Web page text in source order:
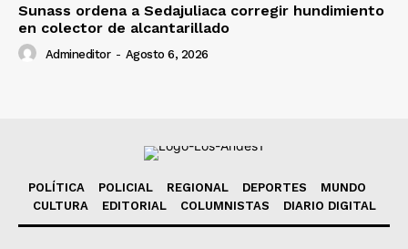
Sunass ordena a Sedajuliaca corregir hundimiento
en colector de alcantarillado
Admineditor - Agosto 6, 2026
POLÍTICA POLICIAL REGIONAL DEPORTES
MUNDO
CULTURA
EDITORIAL COLUMNISTAS DIARIO DIGITAL